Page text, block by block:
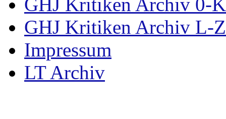
GHJ Kritiken Archiv L-Z
Impressum
LT Archiv